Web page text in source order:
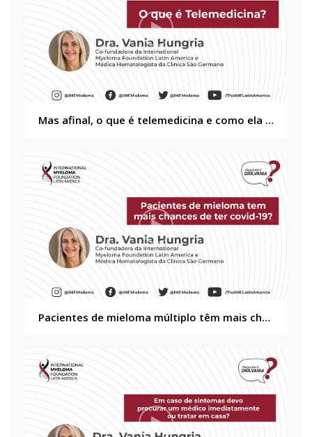
Mas afinal, o que é telemedicina e como ela ocorre?
Pacientes de mieloma múltiplo têm mais chances de ter coronavírus?